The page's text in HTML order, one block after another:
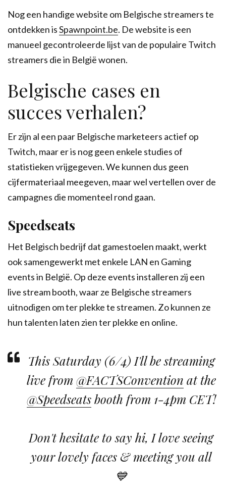
Nog een handige website om Belgische streamers te
ontdekken isSpawnpoint.be. De website is een
manueel gecontroleerde lijst van de populaire Twitch
streamers die in België wonen.
Belgische cases en
succes verhalen?
Er zijn al een paar Belgische marketeers actief op
Twitch, maar er is nog geen enkele studies of
statistieken vrijgegeven. We kunnen dus geen
cijfermateriaal meegeven, maar wel vertellen over de
campagnes die momenteel rond gaan.
Speedseats
Het Belgisch bedrijf dat gamestoelen maakt, werkt
ook samengewerkt met enkele LAN en Gaming
events in België. Op deze events installeren zij een
live stream booth, waar ze Belgische streamers
uitnodigen om ter plekke te streamen. Zo kunnen ze
hun talenten laten zien ter plekke en online.
This Saturday (6/4) I'll be streaming
live from @FACTSConvention at the
@Speedseatsbooth from 1-4pm CET!
Don't hesitate to say hi, I love seeing
your lovely faces & meeting you all
💙